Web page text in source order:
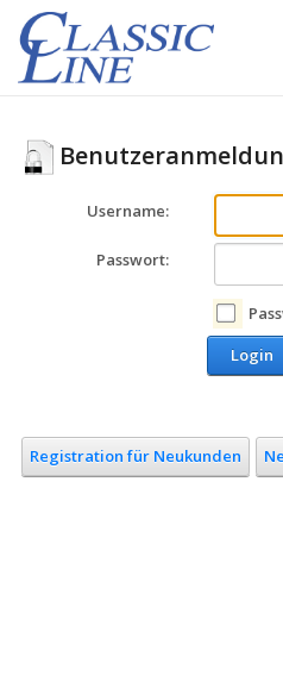
Username:
Passwort:
Login
Registration für Neukunden